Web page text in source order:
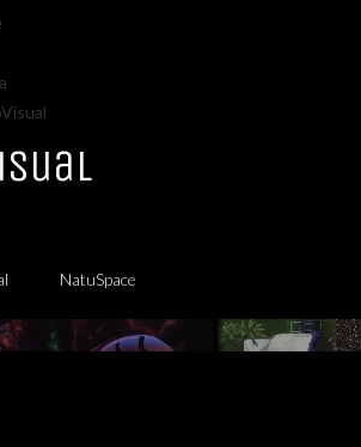
NatuSpace